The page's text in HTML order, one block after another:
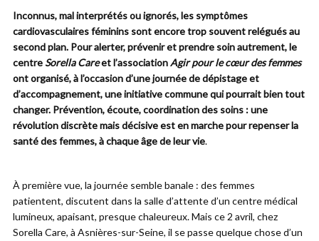
Inconnus, mal interprétés ou ignorés, les symptômes
cardiovasculaires féminins sont encore trop souvent relégués au
second plan. Pour alerter, prévenir et prendre soin autrement, le
centreSorella Careet l’associationAgir pour le cœur des femmes
ont organisé, à l’occasion d’une journée de dépistage et
d’accompagnement, une initiative commune qui pourrait bien tout
changer. Prévention, écoute, coordination des soins : une
révolution discrète mais décisive est en marche pour repenser la
santé des femmes, à chaque âge de leur vie.
À première vue, la journée semble banale : des femmes
patientent, discutent dans la salle d’attente d’un centre médical
lumineux, apaisant, presque chaleureux. Mais ce 2 avril, chez
Sorella Care, à Asnières-sur-Seine, il se passe quelque chose d’un